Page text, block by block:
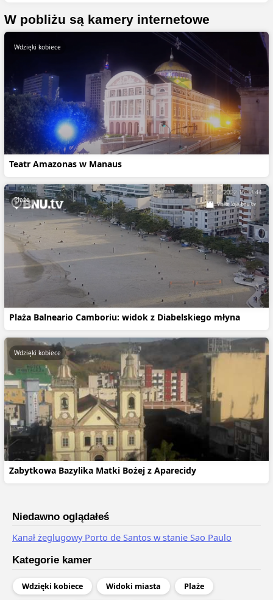
W pobliżu są kamery internetowe
Teatr Amazonas w Manaus
Wdzięki kobiece
Plaża Balneario Camboriu: widok z Diabelskiego młyna
Plaże
Zabytkowa Bazylika Matki Bożej z Aparecidy
Wdzięki kobiece
Niedawno oglądałeś
Kanał żeglugowy Porto de Santos w stanie Sao Paulo
Kategorie kamer
Wdzięki kobiece Widoki miasta Plaże